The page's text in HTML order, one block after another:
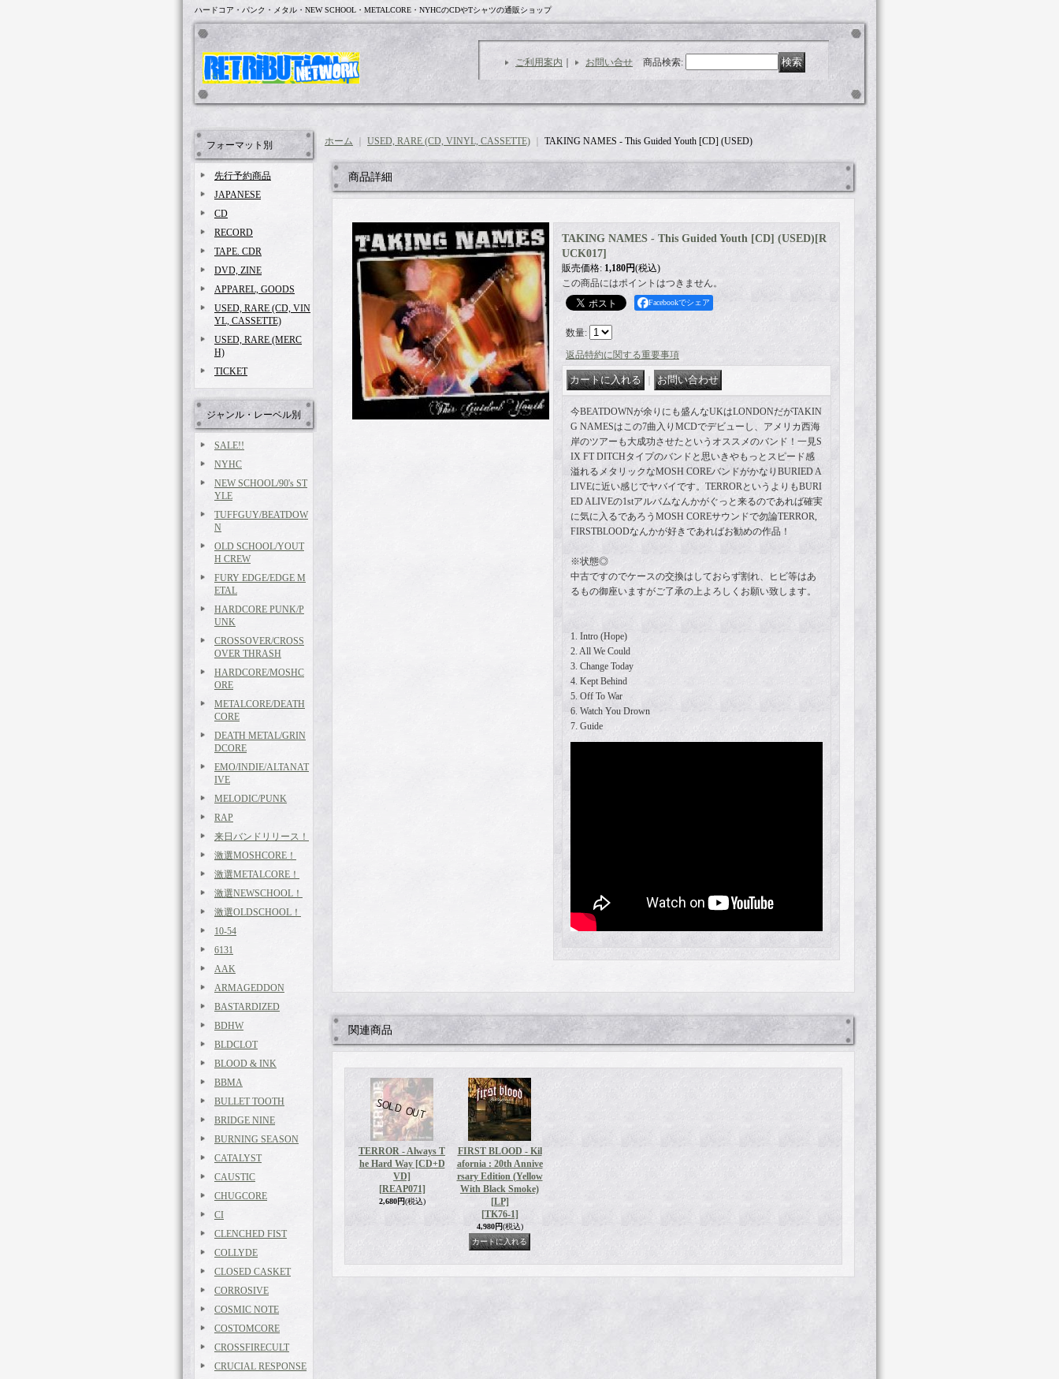
ハードコア・パンク・メタル・NEW SCHOOL・METALCORE・NYHCのCDやTシャツの通販ショップ
ご利用案内 お問い合せ 商品検索:
フォーマット別
先行予約商品
JAPANESE
CD
RECORD
TAPE. CDR
DVD, ZINE
APPAREL, GOODS
USED, RARE (CD, VIN
YL, CASSETTE)
USED, RARE (MERC
H)
TICKET
ジャンル・レーベル別
SALE!!
NYHC
NEW SCHOOL/90's ST
YLE
TUFFGUY/BEATDOW
N
OLD SCHOOL/YOUT
H CREW
FURY EDGE/EDGE M
ETAL
HARDCORE PUNK/P
UNK
CROSSOVER/CROSS
OVER THRASH
HARDCORE/MOSHC
ORE
METALCORE/DEATH
CORE
DEATH METAL/GRIN
DCORE
EMO/INDIE/ALTANAT
IVE
MELODIC/PUNK
RAP
来日バンドリリース！
激選MOSHCORE！
激選METALCORE！
激選NEWSCHOOL！
激選OLDSCHOOL！
10-54
6131
AAK
ARMAGEDDON
BASTARDIZED
BDHW
BLDCLOT
BLOOD & INK
BBMA
BULLET TOOTH
BRIDGE NINE
BURNING SEASON
CATALYST
CAUSTIC
CHUGCORE
CI
CLENCHED FIST
COLLYDE
CLOSED CASKET
CORROSIVE
COSMIC NOTE
COSTOMCORE
CROSSFIRECULT
CRUCIAL RESPONSE
ホーム USED, RARE (CD, VINYL, CASSETTE) TAKING NAMES - This Guided Youth [CD] (USED)
商品詳細
TAKING NAMES - This Guided Youth [CD] (USED) [R
UCK017]
販売価格: 1,180円(税込)
この商品にはポイントはつきません。
Facebookでシェア
数量:
返品特約に関する重要事項
今BEATDOWNが余りにも盛んなUKはLONDONだがTAKIN
G NAMESはこの7曲入りMCDでデビューし、アメリカ西海
岸のツアーも大成功させたというオススメのバンド！一見S
IX FT DITCHタイプのバンドと思いきやもっとスピード感
溢れるメタリックなMOSH COREバンドがかなりBURIED A
LIVEに近い感じでヤバイです。TERRORというよりもBURI
ED ALIVEの1stアルバムなんかがぐっと来るのであれば確実
に気に入るであろうMOSH COREサウンドで勿論TERROR,
FIRSTBLOODなんかが好きであればお勧めの作品！
※状態◎
中古ですのでケースの交換はしておらず割れ、ヒビ等はあ
るもの御座いますがご了承の上よろしくお願い致します。
1. Intro (Hope)
2. All We Could
3. Change Today
4. Kept Behind
5. Off To War
6. Watch You Drown
7. Guide
関連商品
TERROR - Always T
he Hard Way [CD+D
VD]
[REAP071]
2,680円(税込)
FIRST BLOOD - Kil
afornia : 20th Annive
rsary Edition (Yellow
With Black Smoke)
[LP]
[TK76-1]
4,980円(税込)